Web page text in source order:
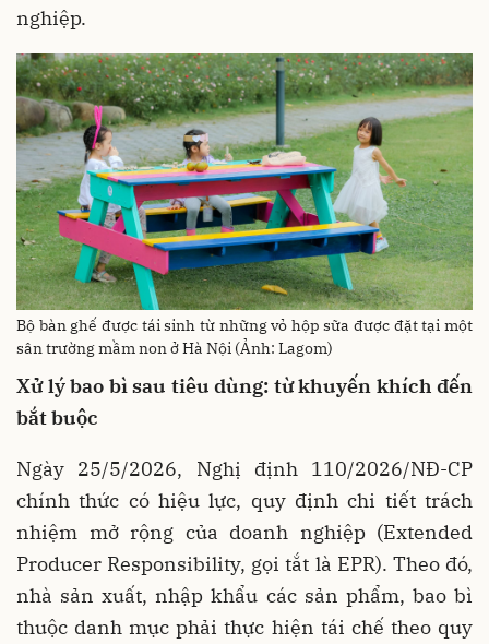
nghiệp.
Bộ bàn ghế được tái sinh từ những vỏ hộp sữa được đặt tại một
sân trường mầm non ở Hà Nội (Ảnh: Lagom)
Xử lý bao bì sau tiêu dùng: từ khuyến khích đến
bắt buộc
Ngày 25/5/2026, Nghị định 110/2026/NĐ-CP
chính thức có hiệu lực, quy định chi tiết trách
nhiệm mở rộng của doanh nghiệp (Extended
Producer Responsibility, gọi tắt là EPR). Theo đó,
nhà sản xuất, nhập khẩu các sản phẩm, bao bì
thuộc danh mục phải thực hiện tái chế theo quy